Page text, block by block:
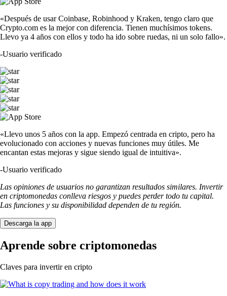
«Después de usar Coinbase, Robinhood y Kraken, tengo claro que
Crypto.com es la mejor con diferencia. Tienen muchísimos tokens.
Llevo ya 4 años con ellos y todo ha ido sobre ruedas, ni un solo fallo».
-Usuario verificado
«Llevo unos 5 años con la app. Empezó centrada en cripto, pero ha
evolucionado con acciones y nuevas funciones muy útiles. Me
encantan estas mejoras y sigue siendo igual de intuitiva».
-Usuario verificado
Las opiniones de usuarios no garantizan resultados similares. Invertir
en criptomonedas conlleva riesgos y puedes perder todo tu capital.
Las funciones y su disponibilidad dependen de tu región.
Descarga la app
Aprende sobre criptomonedas
Claves para invertir en cripto